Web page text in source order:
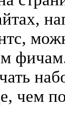
чем